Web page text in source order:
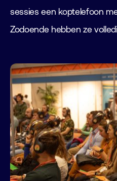
sessies een koptelefoon
Zodoende hebben ze